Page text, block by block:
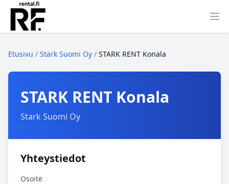
Etusivu / Stark Suomi Oy / STARK RENT Konala
STARK RENT Konala
Stark Suomi Oy
Yhteystiedot
Osoite